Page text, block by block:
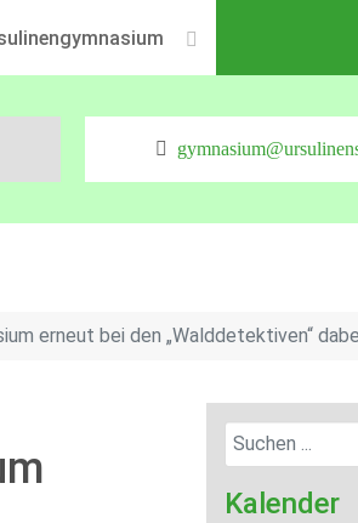
erneut bei den „Walddetektiven“
Kalender